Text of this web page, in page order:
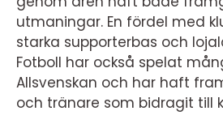
utmaningar. En fördel med
starka supporterbas och
Fotboll har också spelat
Allsvenskan och har haft
och tränare som bidragit till